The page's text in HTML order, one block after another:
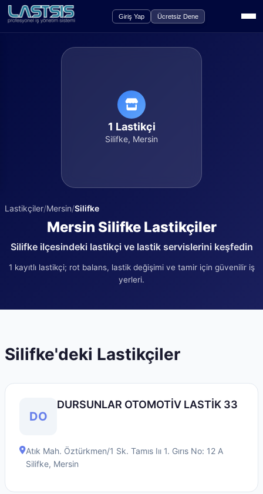
Giriş Yap Ücretsiz Dene
Lastikçiler/Mersin/Silifke
Mersin SilifkeLastikçiler
Silifkeilçesindeki lastikçi ve lastik servislerini keşfedin
1 kayıtlı lastikçi; rot balans, lastik değişimi ve tamir için güvenilir iş
yerleri.
1 Lastikçi
Silifke, Mersin
Silifke'deki Lastikçiler
DO
DURSUNLAR OTOMOTİV LASTİK 33
Atık Mah. Öztürkmen/1 Sk. Tamıs Iıı 1. Gırıs No: 12 A
Silifke, Mersin